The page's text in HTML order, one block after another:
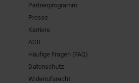
Partnerprogramm
Presse
Karriere
AGB
Häufige Fragen (FAQ)
Datenschutz
Widerrufsrecht